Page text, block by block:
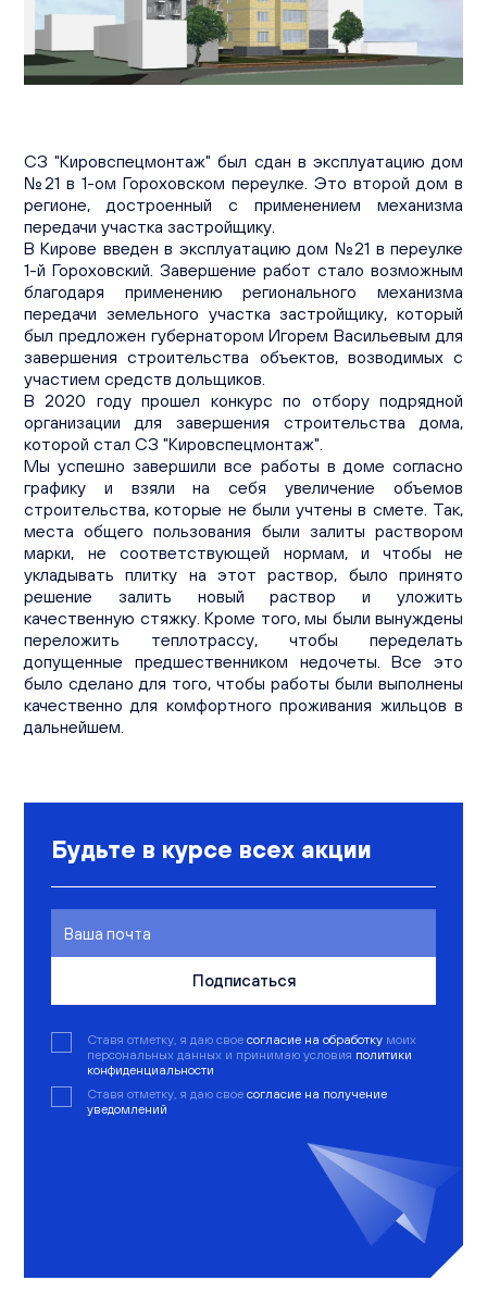
Вакансии
Офисы продаж
Контакты
СЗ "Кировспецмонтаж" был сдан в эксплуатацию дом
№21 в 1-ом Гороховском переулке. Это второй дом в
регионе, достроенный с применением механизма
передачи участка застройщику.
В Кирове введен в эксплуатацию дом №21 в переулке
1-й Гороховский. Завершение работ стало возможным
благодаря применению регионального механизма
передачи земельного участка застройщику, который
был предложен губернатором Игорем Васильевым для
завершения строительства объектов, возводимых с
участием средств дольщиков.
В 2020 году прошел конкурс по отбору подрядной
организации для завершения строительства дома,
которой стал СЗ "Кировспецмонтаж".
Мы успешно завершили все работы в доме согласно
графику и взяли на себя увеличение объемов
строительства, которые не были учтены в смете. Так,
места общего пользования были залиты раствором
марки, не соответствующей нормам, и чтобы не
укладывать плитку на этот раствор, было принято
решение залить новый раствор и уложить
качественную стяжку. Кроме того, мы были вынуждены
переложить теплотрассу, чтобы переделать
допущенные предшественником недочеты. Все это
было сделано для того, чтобы работы были выполнены
качественно для комфортного проживания жильцов в
дальнейшем.
Будьте в курсе всех акции
Подписаться
Ставя отметку, я даю свое согласие на обработку моих
персональных данных и принимаю условия политики
конфиденциальности
Ставя отметку, я даю свое согласие на получение
уведомлений